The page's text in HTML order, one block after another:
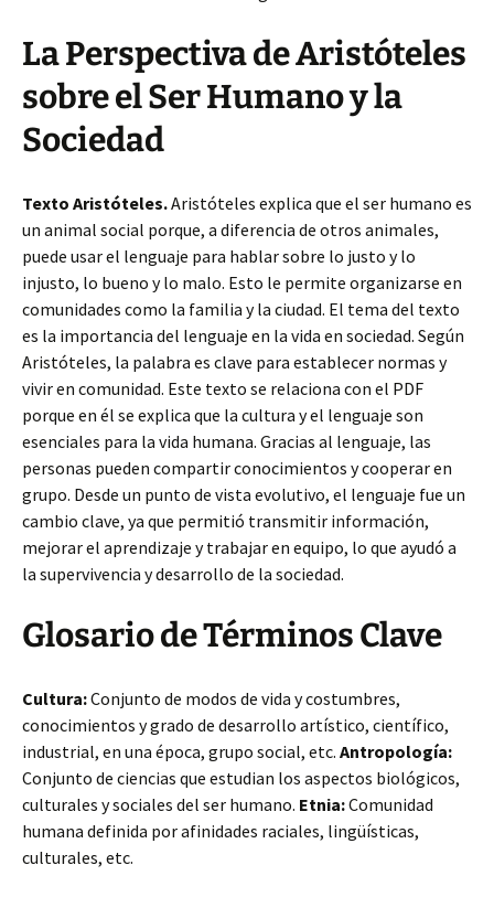
La Perspectiva de Aristóteles
sobre el Ser Humano y la
Sociedad
Texto Aristóteles.Aristóteles explica que el ser humano es
un animal social porque, a diferencia de otros animales,
puede usar el lenguaje para hablar sobre lo justo y lo
injusto, lo bueno y lo malo. Esto le permite organizarse en
comunidades como la familia y la ciudad. El tema del texto
es la importancia del lenguaje en la vida en sociedad. Según
Aristóteles, la palabra es clave para establecer normas y
vivir en comunidad. Este texto se relaciona con el PDF
porque en él se explica que la cultura y el lenguaje son
esenciales para la vida humana. Gracias al lenguaje, las
personas pueden compartir conocimientos y cooperar en
grupo. Desde un punto de vista evolutivo, el lenguaje fue un
cambio clave, ya que permitió transmitir información,
mejorar el aprendizaje y trabajar en equipo, lo que ayudó a
la supervivencia y desarrollo de la sociedad.
Glosario de Términos Clave
Cultura:Conjunto de modos de vida y costumbres,
conocimientos y grado de desarrollo artístico, científico,
industrial, en una época, grupo social, etc. Antropología:
Conjunto de ciencias que estudian los aspectos biológicos,
culturales y sociales del ser humano. Etnia:Comunidad
humana definida por afinidades raciales, lingüísticas,
culturales, etc.